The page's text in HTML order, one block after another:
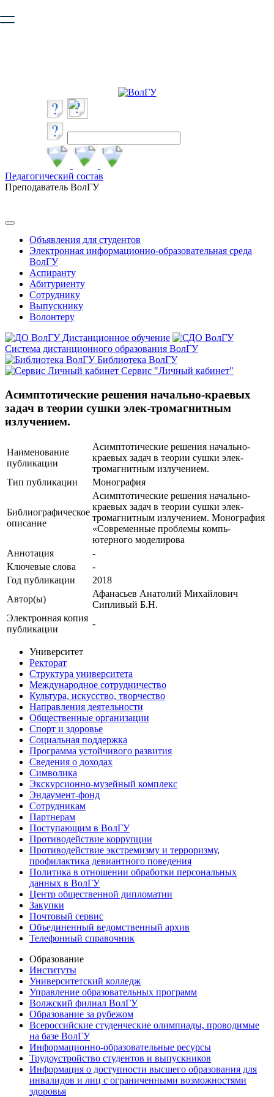
безопасную работу с сайтом. Пожалуйста
Педагогический состав
Преподаватель ВолГУ
Объявления для студентов
Электронная информационно-образовательная среда
ВолГУ
Аспиранту
Абитуриенту
Сотруднику
Выпускнику
Волонтеру
Дистанционное обучение
Система дистанционного образования ВолГУ
Библиотека ВолГУ
Сервис "Личный кабинет"
Асимптотические решения начально-краевых
задач в теории сушки элек-тромагнитным
излучением.
Наименование
публикации
Асимптотические решения начально-
краевых задач в теории сушки элек-
тромагнитным излучением.
Тип публикации
Монография
Библиографическое
описание
Асимптотические решения начально-
краевых задач в теории сушки элек-
тромагнитным излучением. Монография
«Современные проблемы компь-
ютерного моделирова
Аннотация
-
Ключевые cлова
-
Год публикации
2018
Автор(ы)
Афанасьев Анатолий Михайлович
Сипливый Б.Н.
Электронная копия
публикации
-
Университет
Ректорат
Структура университета
Международное сотрудничество
Культура, искусство, творчество
Направления деятельности
Общественные организации
Спорт и здоровье
Социальная поддержка
Программа устойчивого развития
Сведения о доходах
Символика
Экскурсионно-музейный комплекс
Эндаумент-фонд
Сотрудникам
Партнерам
Поступающим в ВолГУ
Противодействие коррупции
Противодействие экстремизму и терроризму,
профилактика девиантного поведения
Политика в отношении обработки персональных
данных в ВолГУ
Центр общественной дипломатии
Закупки
Почтовый сервис
Объединенный ведомственный архив
Телефонный справочник
Образование
Институты
Университетский колледж
Управление образовательных программ
Волжский филиал ВолГУ
Образование за рубежом
Всероссийские студенческие олимпиады, проводимые
на базе ВолГУ
Информационно-образовательные ресурсы
Трудоустройство студентов и выпускников
Информация о доступности высшего образования для
инвалидов и лиц с ограниченными возможностями
здоровья